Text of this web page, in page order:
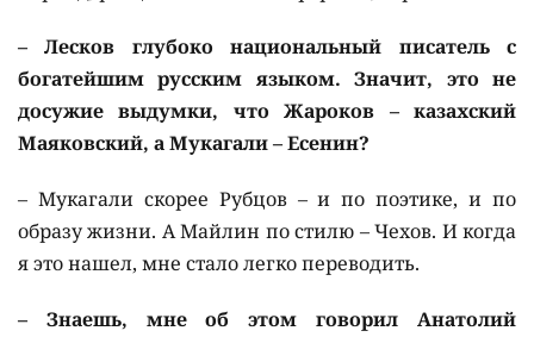
– Лесков глубоко национальный писатель с
богатейшим русским языком. Значит, это не
досужие выдумки, что Жароков – казахский
Маяковский, а Мукагали – Есенин?
– Мукагали скорее Рубцов – и по поэтике, и по
образу жизни. А Майлин по стилю – Чехов. И когда
я это нашел, мне стало легко переводить.
– Знаешь, мне об этом говорил Анатолий